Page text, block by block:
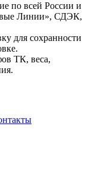
по всей России и
Линии», СДЭК,
для сохранности
ТК, веса,